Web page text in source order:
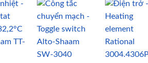
Add to
Add to